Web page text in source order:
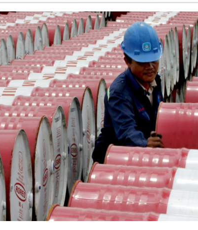
Usa, tutti gli agenti Ice saranno forniti di bodycam entro
Nagasaki commemora il bombardamento atomico di 81
Ankara, 'Egitto potrebbe essere il prossimo ad aderire al